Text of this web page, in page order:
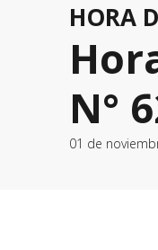
HORA
N°
01 de